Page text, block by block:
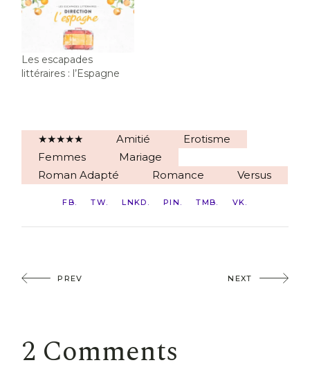
Les escapades
littéraires : l’Espagne
★★★★★ Amitié
Erotisme
Femmes
Mariage
Roman Adapté
Romance Versus
FB TW LNKD PIN TMB VK
PREV NEXT
2 Comments